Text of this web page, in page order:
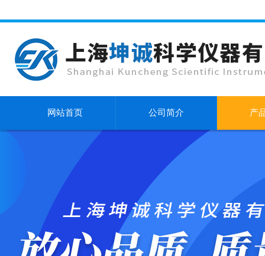
网站首页 公司简介 产